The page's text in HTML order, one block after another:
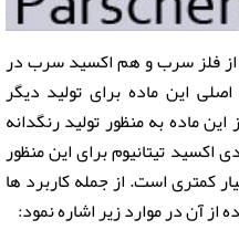
از فلز سرب و هم اکسید سرب در
این ماده برای تولید دیگر
ماده به منظور تولید رنگدانه
اکسید تیتانیوم برای این منظور
کمتری است. از جمله کاربرد ها
آن در موارد زیر اشاره نمود: